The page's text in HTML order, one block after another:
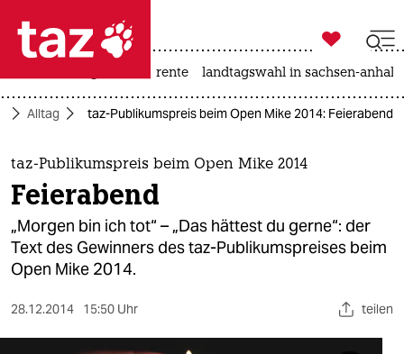
 taz zahl ich
taz zahl ich
themen
politik
öko
gesellschaft

taz zahl ich
rente landtagswahl in sachsen-anhalt
Alltag taz-Publikumspreis beim Open Mike 2014: Feierabend
taz-Publikumspreis beim Open Mike 2014
Feierabend
„Morgen bin ich tot“ – „Das hättest du gerne“: der
Text des Gewinners des taz-Publikumspreises beim
Open Mike 2014.
28.12.2014 15:50 Uhr teilen